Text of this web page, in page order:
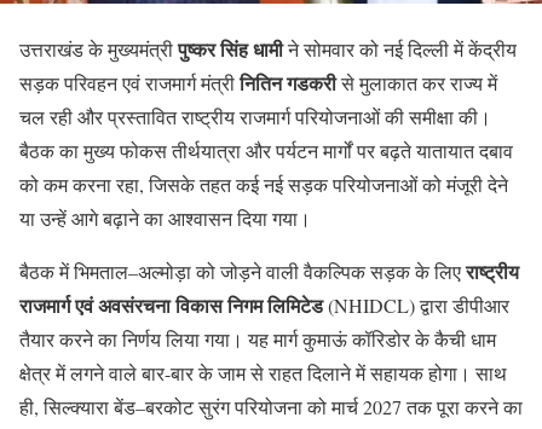
उत्तराखंड के मुख्यमंत्रीपुष्कर सिंह धामीने सोमवार को नई दिल्ली में केंद्रीय
सड़क परिवहन एवं राजमार्ग मंत्रीनितिन गडकरीसे मुलाकात कर राज्य में
चल रही और प्रस्तावित राष्ट्रीय राजमार्ग परियोजनाओं की समीक्षा की।
बैठक का मुख्य फोकस तीर्थयात्रा और पर्यटन मार्गों पर बढ़ते यातायात दबाव
को कम करना रहा, जिसके तहत कई नई सड़क परियोजनाओं को मंजूरी देने
या उन्हें आगे बढ़ाने का आश्वासन दिया गया।
बैठक में भिमताल–अल्मोड़ा को जोड़ने वाली वैकल्पिक सड़क के लिएराष्ट्रीय
राजमार्ग एवं अवसंरचना विकास निगम लिमिटेड(NHIDCL) द्वारा डीपीआर
तैयार करने का निर्णय लिया गया। यह मार्ग कुमाऊं कॉरिडोर के कैची धाम
क्षेत्र में लगने वाले बार-बार के जाम से राहत दिलाने में सहायक होगा। साथ
ही, सिल्क्यारा बेंड–बरकोट सुरंग परियोजना को मार्च 2027 तक पूरा करने का